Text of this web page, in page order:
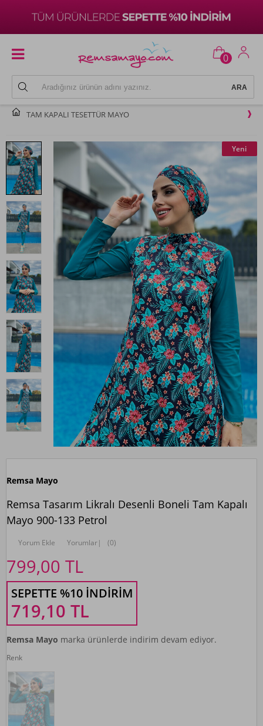
0
TAM KAPALI TESETTÜR MAYO
Yeni
Remsa Mayo
Remsa Tasarım Likralı Desenli Boneli Tam Kapalı
Mayo 900-133 Petrol
Yorum Ekle Yorumlar| (0)
799,00 TL
SEPETTE %10 İNDIRIM
719,10 TL
Remsa Mayo marka ürünlerde indirim devam ediyor.
Renk